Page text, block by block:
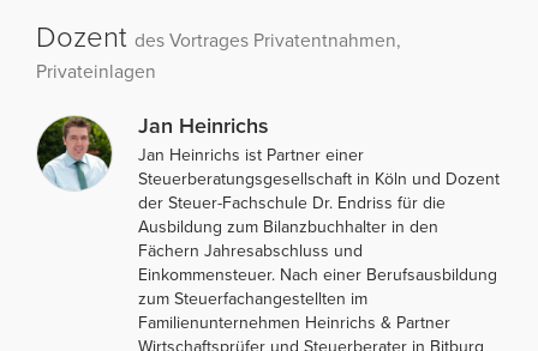
Dozent des Vortrages Privatentnahmen,
Privateinlagen
Jan Heinrichs
Jan Heinrichs ist Partner einer
Steuerberatungsgesellschaft in Köln und Dozent
der Steuer-Fachschule Dr. Endriss für die
Ausbildung zum Bilanzbuchhalter in den
Fächern Jahresabschluss und
Einkommensteuer. Nach einer Berufsausbildung
zum Steuerfachangestellten im
Familienunternehmen Heinrichs & Partner
Wirtschaftsprüfer und Steuerberater in Bitburg